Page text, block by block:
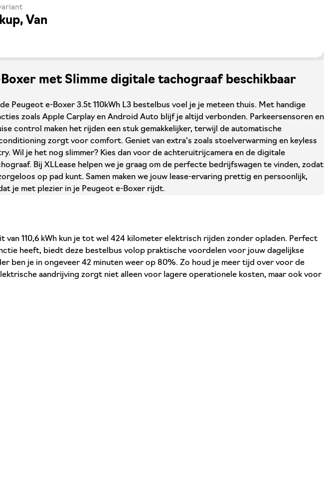
Van
met Slimme digitale tachograaf beschikbaar
Peugeot e-Boxer 3.5t 110kWh L3 bestelbus voel je je meteen thuis. Met handige
zoals Apple Carplay en Android Auto blijf je altijd verbonden. Parkeersensoren en
control maken het rijden een stuk gemakkelijker, terwijl de automatische
zorgt voor comfort. Geniet van extra's zoals stoelverwarming en keyless
Wil je het nog slimmer? Kies dan voor de achteruitrijcamera en de digitale
Bij XLLease helpen we je graag om de perfecte bedrijfswagen te vinden, zodat
op pad kunt. Samen maken we jouw lease-ervaring prettig en persoonlijk,
je met plezier in je Peugeot e-Boxer rijdt.
110,6 kWh kun je tot wel 424 kilometer elektrisch rijden zonder opladen. Perfect
heeft, biedt deze bestelbus volop praktische voordelen voor jouw dagelijkse
ben je in ongeveer 42 minuten weer op 80%. Zo houd je meer tijd over voor de
aandrijving zorgt niet alleen voor lagere operationele kosten, maar ook voor